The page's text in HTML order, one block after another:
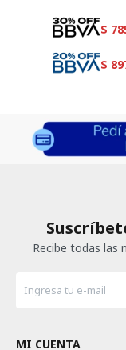
$
$
Recibe todas las
MI CUENTA